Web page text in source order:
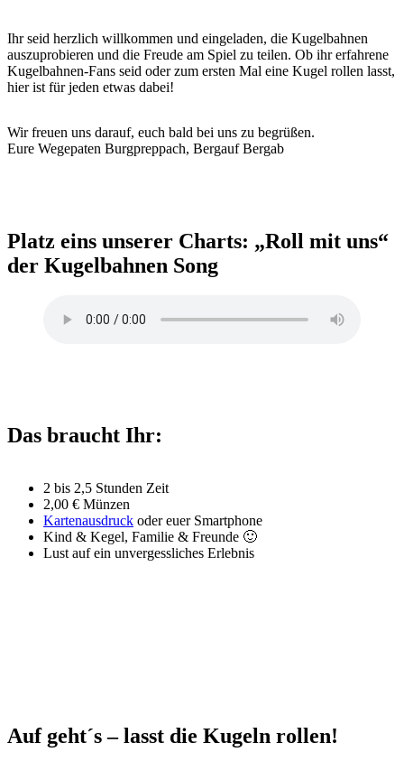
Ihr seid herzlich willkommen und eingeladen, die Kugelbahnen
auszuprobieren und die Freude am Spiel zu teilen. Ob ihr erfahrene
Kugelbahnen-Fans seid oder zum ersten Mal eine Kugel rollen lasst,
hier ist für jeden etwas dabei!
Wir freuen uns darauf, euch bald bei uns zu begrüßen.
Eure Wegepaten Burgpreppach, Bergauf Bergab
Platz eins unserer Charts: „Roll mit uns“
der Kugelbahnen Song
Das braucht Ihr:
2 bis 2,5 Stunden Zeit
2,00 € Münzen
Kartenausdruck oder euer Smartphone
Kind & Kegel, Familie & Freunde 🙂
Lust auf ein unvergessliches Erlebnis
Auf geht´s – lasst die Kugeln rollen!